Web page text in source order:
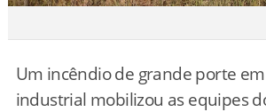
Um incêndio de grande porte
industrial mobilizou as equipes